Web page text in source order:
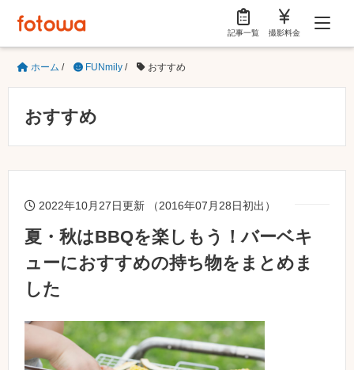
記事一覧 撮影料金
ホーム / FUNmily / おすすめ
おすすめ
2022年10月27日更新 （2016年07月28日初出）
夏・秋はBBQを楽しもう！バーベキ
ューにおすすめの持ち物をまとめま
した